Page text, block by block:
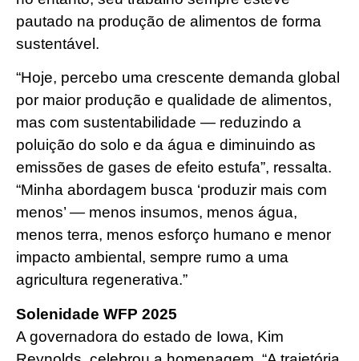
pautado na produção de alimentos de forma
sustentável.
“Hoje, percebo uma crescente demanda global
por maior produção e qualidade de alimentos,
mas com sustentabilidade — reduzindo a
poluição do solo e da água e diminuindo as
emissões de gases de efeito estufa”, ressalta.
“Minha abordagem busca ‘produzir mais com
menos’ — menos insumos, menos água,
menos terra, menos esforço humano e menor
impacto ambiental, sempre rumo a uma
agricultura regenerativa.”
Solenidade WFP 2025
A governadora do estado de Iowa, Kim